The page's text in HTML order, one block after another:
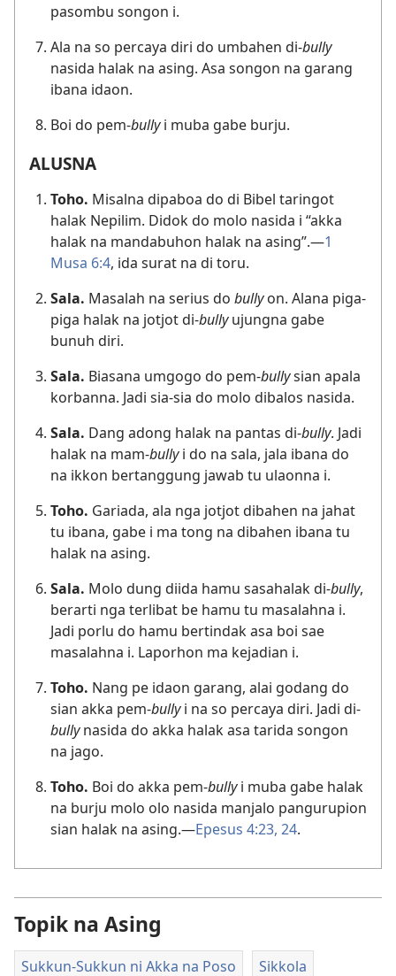
pasombu songon i.
Ala na so percaya diri do umbahen di-bully
nasida halak na asing. Asa songon na garang
ibana idaon.
Boi do pem-bullyi muba gabe burju.
ALUSNA
Toho. Misalna dipaboa do di Bibel taringot
halak Nepilim. Didok do molo nasida i “akka
halak na mandabuhon halak na asing”.​—1
Musa 6:4, ida surat na di toru.
Sala. Masalah na serius do bullyon. Alana piga-
piga halak na jotjot di-bullyujungna gabe
bunuh diri.
Sala. Biasana umgogo do pem-bullysian apala
korbanna. Jadi sia-sia do molo dibalos nasida.
Sala. Dang adong halak na pantas di-bully. Jadi
halak na mam-bullyi do na sala, jala ibana do
na ikkon bertanggung jawab tu ulaonna i.
Toho. Gariada, ala nga jotjot dibahen na jahat
tu ibana, gabe i ma tong na dibahen ibana tu
halak na asing.
Sala. Molo dung diida hamu sasahalak di-bully,
berarti nga terlibat be hamu tu masalahna i.
Jadi porlu do hamu bertindak asa boi sae
masalahna i. Laporhon ma kejadian i.
Toho. Nang pe idaon garang, alai godang do
sian akka pem-bullyi na so percaya diri. Jadi di-
bullynasida do akka halak asa tarida songon
na jago.
Toho. Boi do akka pem-bullyi muba gabe halak
na burju molo olo nasida manjalo pangurupion
sian halak na asing.​—Epesus 4:​23, 24.
Topik na Asing
Sukkun-Sukkun ni Akka na Poso Sikkola